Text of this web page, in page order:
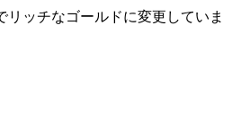
ッチなゴールドに変更していま